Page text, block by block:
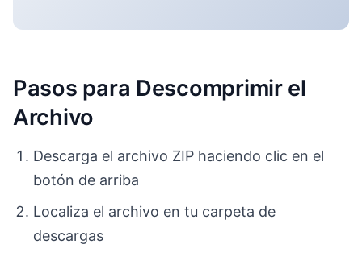
Pasos para Descomprimir el
Archivo
Descarga el archivo ZIP haciendo clic en el
botón de arriba
Localiza el archivo en tu carpeta de
descargas